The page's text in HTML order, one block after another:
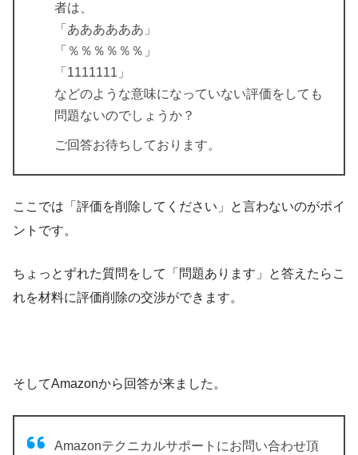
者は、
「ああああああ」
「％％％％％％」
「1111111」
などのような意味になっていない評価をしても
問題ないのでしょうか？
ご回答お待ちしております。
ここでは「評価を削除してください」と言わないのがポイ
ントです。
ちょっとずれた質問をして「問題あります」と答えたらこ
れを材料に評価削除の交渉ができます。
そしてAmazonから回答が来ました。
Amazonテクニカルサポートにお問い合わせ頂